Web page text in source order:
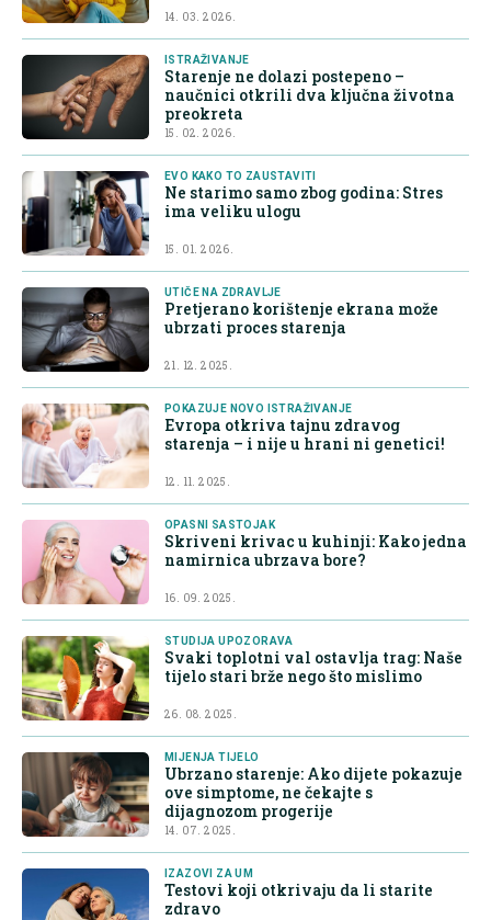
14. 03. 2026.
ISTRAŽIVANJE
Starenje ne dolazi postepeno –
naučnici otkrili dva ključna životna
preokreta
15. 02. 2026.
EVO KAKO TO ZAUSTAVITI
Ne starimo samo zbog godina: Stres
ima veliku ulogu
15. 01. 2026.
UTIČE NA ZDRAVLJE
Pretjerano korištenje ekrana može
ubrzati proces starenja
21. 12. 2025.
POKAZUJE NOVO ISTRAŽIVANJE
Evropa otkriva tajnu zdravog
starenja – i nije u hrani ni genetici!
12. 11. 2025.
OPASNI SASTOJAK
Skriveni krivac u kuhinji: Kako jedna
namirnica ubrzava bore?
16. 09. 2025.
STUDIJA UPOZORAVA
Svaki toplotni val ostavlja trag: Naše
tijelo stari brže nego što mislimo
26. 08. 2025.
MIJENJA TIJELO
Ubrzano starenje: Ako dijete pokazuje
ove simptome, ne čekajte s
dijagnozom progerije
14. 07. 2025.
IZAZOVI ZA UM
Testovi koji otkrivaju da li starite
zdravo